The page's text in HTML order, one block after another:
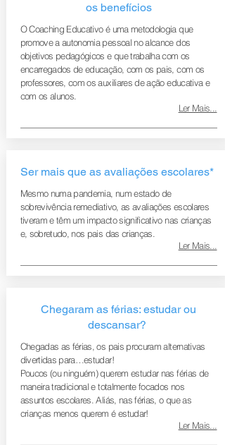
os benefícios
O Coaching Educativo é uma metodologia que
promove a autonomia pessoal no alcance dos
objetivos pedagógicos e que trabalha com os
encarregados de educação, com os pais, com os
professores, com os auxiliares de ação educativa e
com os alunos.
Ler Mais...
Ser mais que as avaliações escolares*
Mesmo numa pandemia, num estado de
sobrevivência remediativo, as avaliações escolares
tiveram e têm um impacto significativo nas crianças
e, sobretudo, nos pais das crianças.
Ler Mais...
Chegaram as férias: estudar ou
descansar?
Chegadas as férias, os pais procuram alternativas
divertidas para…estudar!
Poucos (ou ninguém) querem estudar nas férias de
maneira tradicional e totalmente focados nos
assuntos escolares. Aliás, nas férias, o que as
crianças menos querem é estudar!
Ler Mais...